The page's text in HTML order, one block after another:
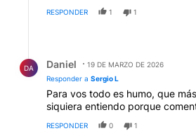
RESPONDER 1 1
DA Daniel
19 DE MARZO DE 2026
Responder a Sergio L
Para vos todo es humo, que
siquiera entiendo porque
RESPONDER 0 1